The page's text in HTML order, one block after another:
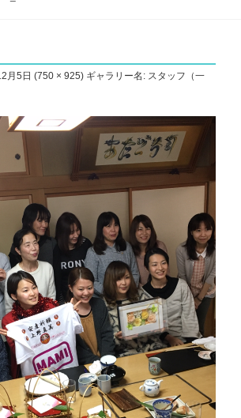
月5日 (750 × 925) ギャラリー名: スタッフ（一